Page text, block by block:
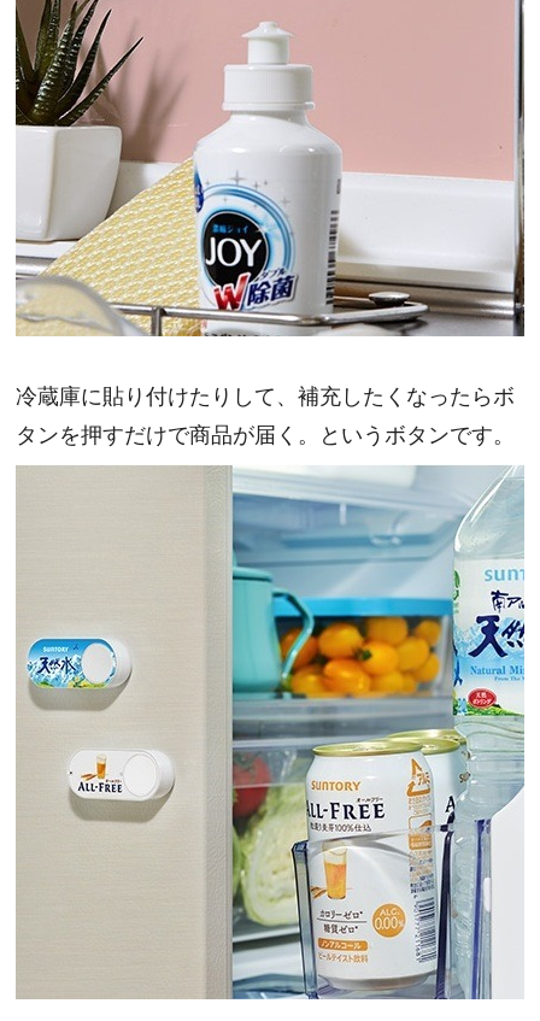
冷蔵庫に貼り付けたりして、補充したくなったらボ
タンを押すだけで商品が届く。というボタンです。